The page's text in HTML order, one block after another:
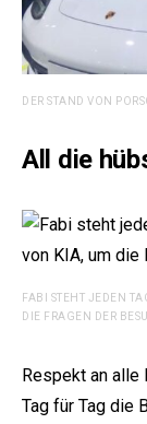
DER STAND VON
All die
FABI STEHT JEDEN
DIE FRAGEN DER
Respekt an
Tag für Tag die